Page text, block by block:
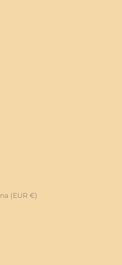
Bosnia y Herzegovina (EUR €)